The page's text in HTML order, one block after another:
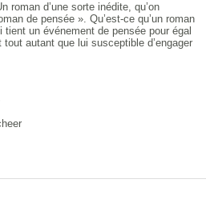
roman d’une sorte inédite, qu’on
de pensée ». Qu’est-ce qu’un roman
tient un événement de pensée pour égal
autant que lui susceptible d’engager